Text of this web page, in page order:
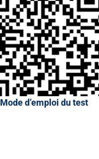
Mode d’emploi du test